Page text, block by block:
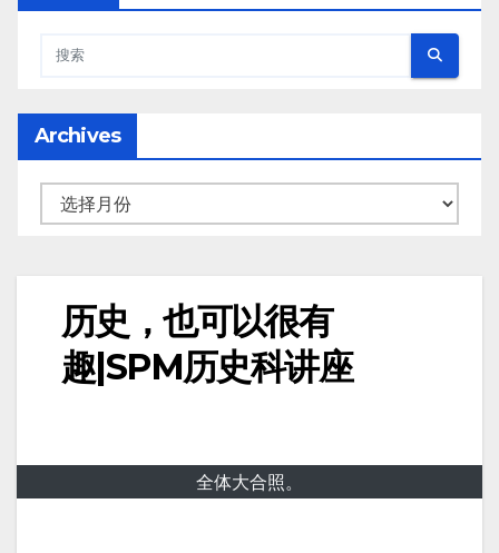
Archives
历史，也可以很有
趣|SPM历史科讲座
全体大合照。